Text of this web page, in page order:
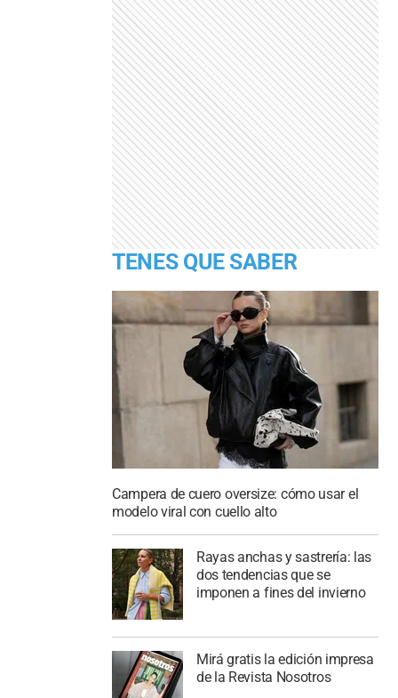
TENES QUE SABER
Campera de cuero oversize: cómo usar el
modelo viral con cuello alto
Rayas anchas y sastrería: las
dos tendencias que se
imponen a fines del invierno
Mirá gratis la edición impresa
de la Revista Nosotros